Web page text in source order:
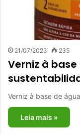
21/07/2023 235
Verniz à
Verniz à base de
Leia mais »